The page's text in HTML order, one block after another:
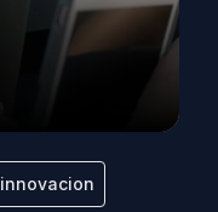
innovacion